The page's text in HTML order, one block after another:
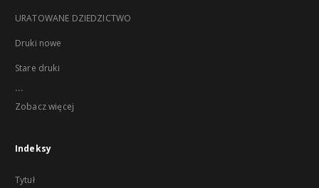
URATOWANE DZIEDZICTWO
Druki nowe
Stare druki
...
Zobacz więcej
Indeksy
Tytuł